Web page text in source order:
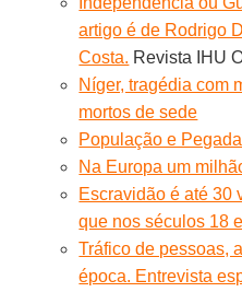
artigo é de Rodrigo
Costa. Revista IHU
Níger, tragédia com
mortos de sede
População e
Na Europa um
Escravidão é até 30
que nos séculos 18
Tráfico de pessoas,
época. Entrevista